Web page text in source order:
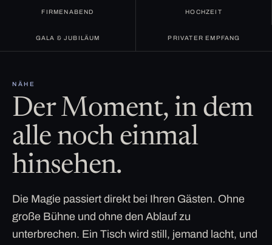
FIRMENABEND HOCHZEIT
GALA & JUBILÄUM PRIVATER EMPFANG
NÄHE
Der Moment, in dem
alle noch einmal
hinsehen.
Die Magie passiert direkt bei Ihren Gästen. Ohne
große Bühne und ohne den Ablauf zu
unterbrechen. Ein Tisch wird still, jemand lacht, und